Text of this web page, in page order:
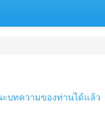
บทความของท่านได้แล้ว